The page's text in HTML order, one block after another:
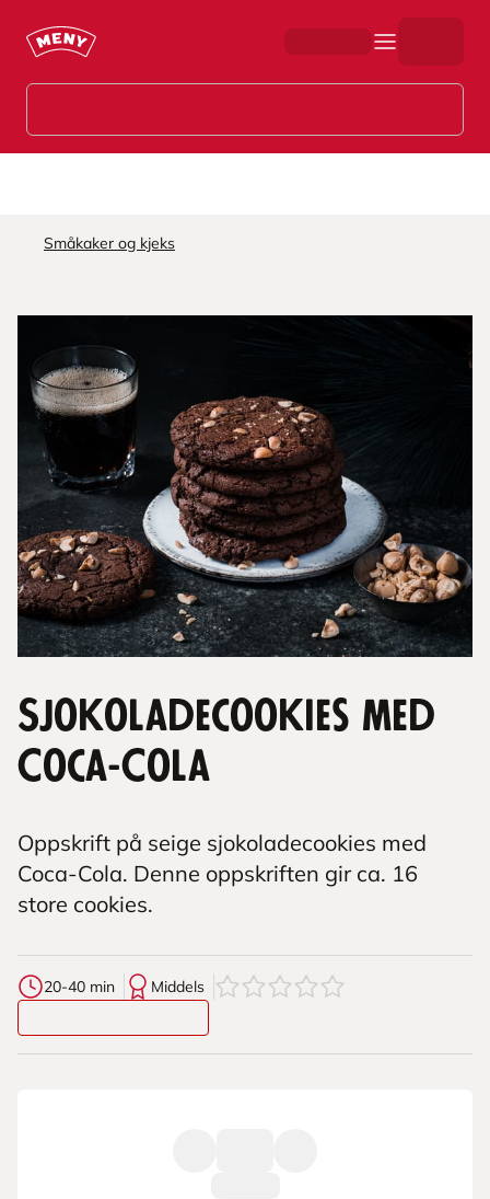
Småkaker og kjeks
Sjokoladecookies med
Coca-Cola
Oppskrift på seige sjokoladecookies med
Coca-Cola. Denne oppskriften gir ca. 16
store cookies.
20-40 min Middels 0av5stjerner